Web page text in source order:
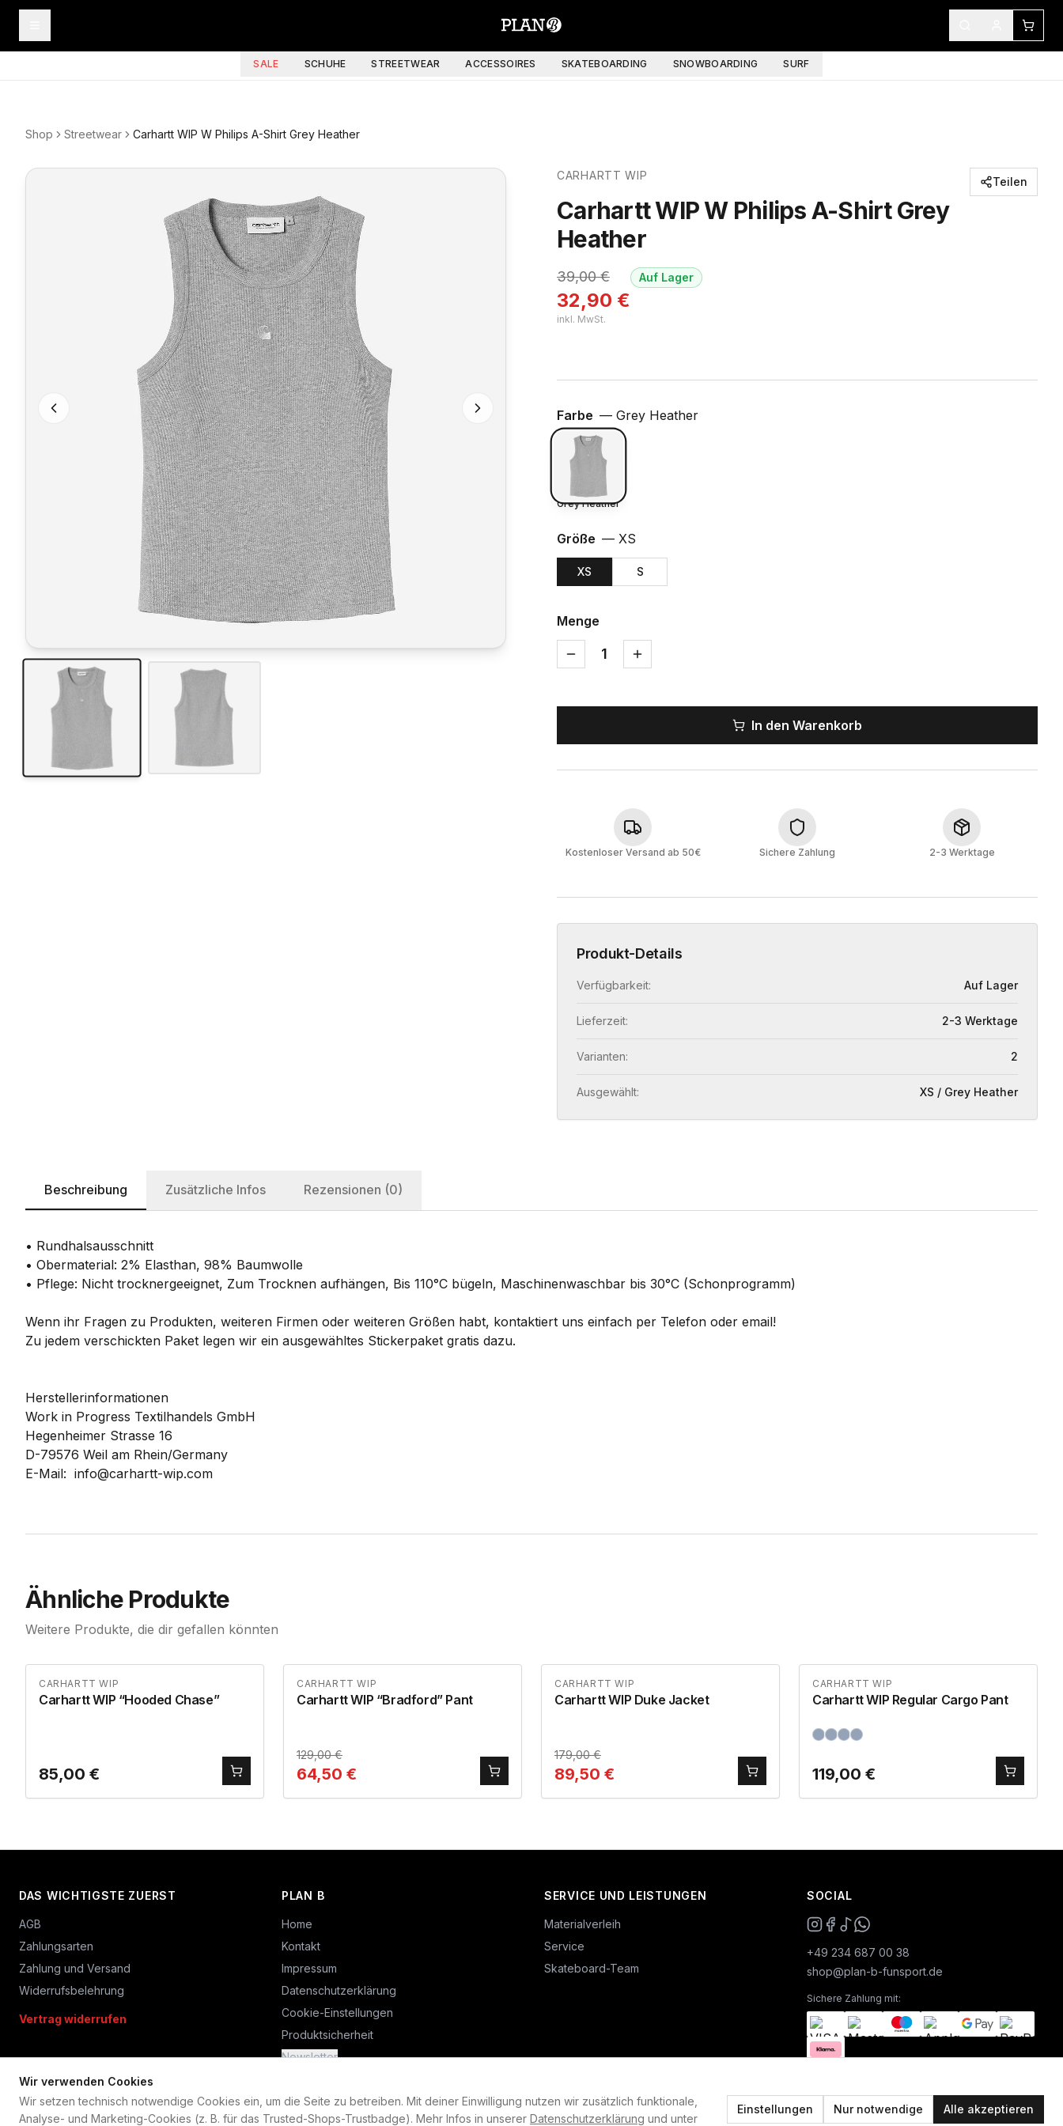
Wir verwenden Cookies
Wir setzen technisch notwendige Cookies ein, um die Seite zu betreiben. Mit deiner Einwilligung nutzen wir zusätzlich funktionale,
Analyse- und Marketing-Cookies (z. B. für das Trusted-Shops-Trustbadge). Mehr Infos in unserer Datenschutzerklärung und unter
Einstellungen Nur notwendige Alle akzeptieren
SALE SCHUHE STREETWEAR ACCESSOIRES SKATEBOARDING SNOWBOARDING SURF
Shop Streetwear Carhartt WIP W Philips A-Shirt Grey Heather
CARHARTT WIP
Carhartt WIP W Philips A-Shirt Grey
Heather
39,00€
32,90 €
inkl. MwSt.
Auf Lager
Teilen
Farbe — Grey Heather
Grey Heather
Größe — XS
XS S
Menge
1
In den Warenkorb
Kostenloser Versand ab 50€ Sichere Zahlung 2-3 Werktage
Produkt-Details
Verfügbarkeit: Auf Lager
Lieferzeit: 2-3 Werktage
Varianten: 2
Ausgewählt: XS / Grey Heather
Beschreibung Zusätzliche Infos Rezensionen (0)
• Rundhalsausschnitt
• Obermaterial: 2% Elasthan, 98% Baumwolle
• Pflege: Nicht trocknergeeignet, Zum Trocknen aufhängen, Bis 110°C bügeln, Maschinenwaschbar bis 30°C (Schonprogramm)
Wenn ihr Fragen zu Produkten, weiteren Firmen oder weiteren Größen habt, kontaktiert uns einfach per Telefon oder email!
Zu jedem verschickten Paket legen wir ein ausgewähltes Stickerpaket gratis dazu.
Herstellerinformationen
Work in Progress Textilhandels GmbH
Hegenheimer Strasse 16
D-79576 Weil am Rhein/Germany
E-Mail: info@carhartt-wip.com
Ähnliche Produkte
Weitere Produkte, die dir gefallen könnten
CARHARTT WIP
Carhartt WIP “Hooded Chase”
85,00 €
CARHARTT WIP
Carhartt WIP “Bradford” Pant
129,00€
64,50 €
CARHARTT WIP
Carhartt WIP Duke Jacket
179,00€
89,50 €
CARHARTT WIP
Carhartt WIP Regular Cargo Pant
119,00 €
DAS WICHTIGSTE ZUERST
AGB
Zahlungsarten
Zahlung und Versand
Widerrufsbelehrung
Vertrag widerrufen
PLAN B
Home
Kontakt
Impressum
Datenschutzerklärung
Cookie-Einstellungen
Produktsicherheit
Newsletter
SERVICE UND LEISTUNGEN
Materialverleih
Service
Skateboard-Team
SOCIAL
+49 234 687 00 38
shop@plan-b-funsport.de
Sichere Zahlung mit:
©2026 Plan B. Alle Rechte vorbehalten.